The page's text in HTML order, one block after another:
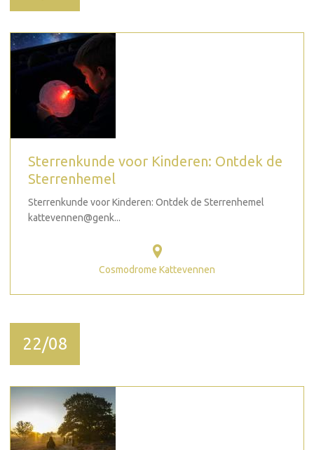
Sterrenkunde voor Kinderen: Ontdek de
Sterrenhemel
Sterrenkunde voor Kinderen: Ontdek de Sterrenhemel
kattevennen@genk...
Cosmodrome Kattevennen
22/08